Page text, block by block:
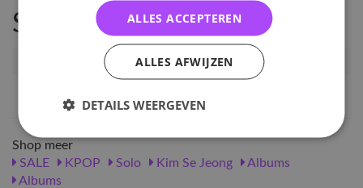
Specificaties
Artikelnummer
115824
Shop meer
SALE
KPOP Solo Kim Se Jeong
Albums
Albums
ALLES ACCEPTEREN
ALLES AFWIJZEN
DETAILS WEERGEVEN